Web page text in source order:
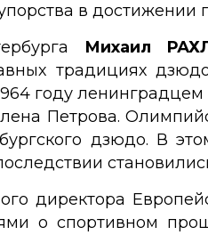
в достижении
Михаил
традициях
году
Петрова.
дзюдо. В
директора
о спортивном